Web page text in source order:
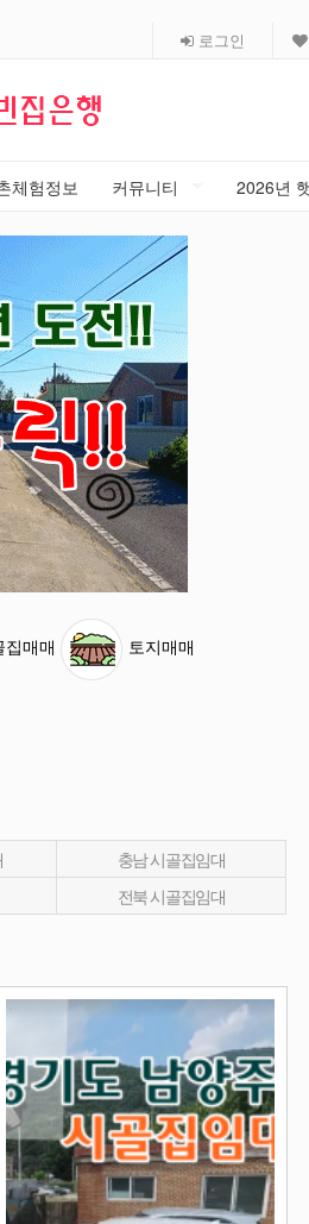
로그인
체험정보 커뮤니티 2026년
집매매 토지매매
충남 시골집임대
전북 시골집임대